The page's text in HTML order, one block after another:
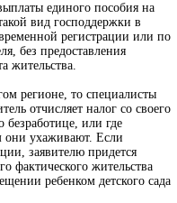
единого пособия на
вид господдержки в
регистрации или по
без предоставления
жительства.
регионе, то специалисты
отчисляет налог со своего
или где
они ухаживают. Если
заявителю придется
фактического жительства
ребенком детского сада